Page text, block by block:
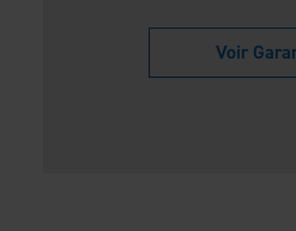
Voir